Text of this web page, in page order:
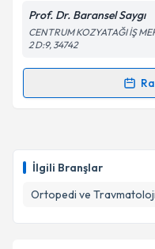
İlgili Branşlar
Ortopedi ve Travmatoloji
Kişisel
kapsamda
Prof. Dr. Baransel Saygı
CENTRUM KOZYATAĞI İŞ
2 D:9, 34742
Randevu
takvim